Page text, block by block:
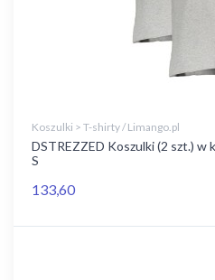
Koszulki > T-shirty / Limango.pl
DSTREZZED Koszulki (2 szt.) w
S
133,60